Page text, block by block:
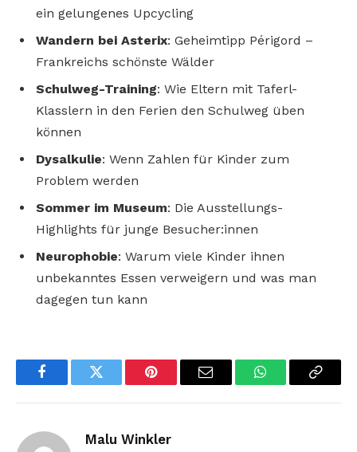
ein gelungenes Upcycling
Wandern bei Asterix: Geheimtipp Périgord –
Frankreichs schönste Wälder
Schulweg-Training: Wie Eltern mit Taferl-
Klasslern in den Ferien den Schulweg üben
können
Dysalkulie: Wenn Zahlen für Kinder zum
Problem werden
Sommer im Museum: Die Ausstellungs-
Highlights für junge Besucher:innen
Neurophobie: Warum viele Kinder ihnen
unbekanntes Essen verweigern und was man
dagegen tun kann
FacebookTwitter Pinterest Email WhatsAppCopy
Malu Winkler